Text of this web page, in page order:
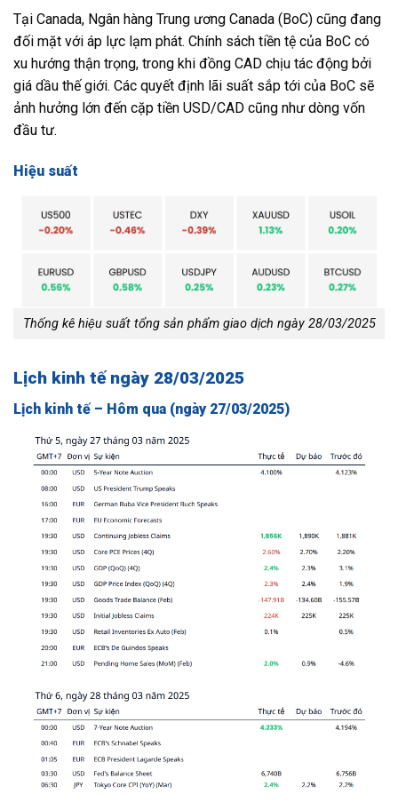
Tại Canada, Ngân hàng Trung ương Canada (BoC) cũng đang
đối mặt với áp lực lạm phát. Chính sách tiền tệ của BoC có
xu hướng thận trọng, trong khi đồng CAD chịu tác động bởi
giá dầu thế giới. Các quyết định lãi suất sắp tới của BoC sẽ
ảnh hưởng lớn đến cặp tiền USD/CAD cũng như dòng vốn
đầu tư.
Hiệu suất
Thống kê hiệu suất tổng sản phẩm giao dịch ngày 28/03/2025
Lịch kinh tế ngày 28/03/2025
Lịch kinh tế – Hôm qua (ngày 27/03/2025)